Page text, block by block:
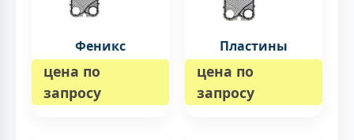
Феникс
цена по
запросу
Пластины
цена по
запросу